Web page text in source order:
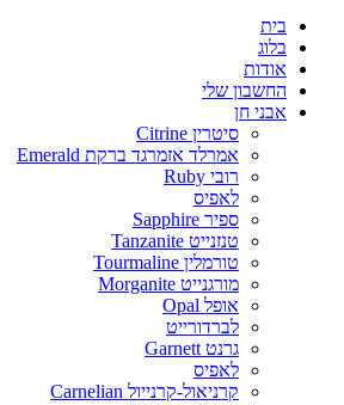
בית
בלוג
אודות
החשבון שלי
אבני חן
סיטרין Citrine
אמרלד אזמרגד ברקת Emerald
רובי Ruby
לאפיס
ספיר Sapphire
טנזנייט Tanzanite
טורמלין Tourmaline
מורגנייט Morganite
אופל Opal
לברדורייט
גרנט Garnett
לאפיס
קרניאול-קרנייול Carnelian